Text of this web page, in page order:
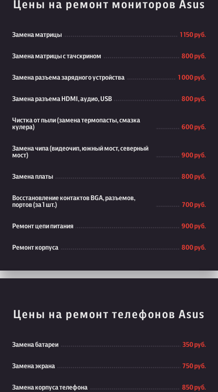
Цены на ремонт мониторов Asus
Замена матрицы 1 150 руб.
Замена матрицы с тачскрином 800 руб.
Замена разъема зарядного устройства 1 000 руб.
Замена разъема HDMI, аудио, USB 800 руб.
Чистка от пыли (замена термопасты, смазка
кулера)
600 руб.
Замена чипа (видеочип, южный мост, северный
мост)
900 руб.
Замена платы 800 руб.
Восстановление контактов BGA, разъемов,
портов (за 1 шт.)
700 руб.
Ремонт цепи питания 900 руб.
Ремонт корпуса 800 руб.
Цены на ремонт телефонов Asus
Замена батареи 350 руб.
Замена экрана 750 руб.
Замена корпуса телефона 850 руб.